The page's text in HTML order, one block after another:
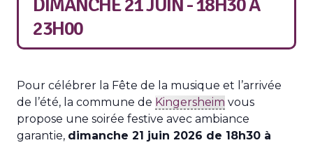
DIMANCHE 21 JUIN - 18H30À
23H00
Pour célébrer la Fête de la musique et l’arrivée
de l’été, la commune de Kingersheim vous
propose une soirée festive avec ambiance
garantie, dimanche 21 juin 2026 de 18h30 à